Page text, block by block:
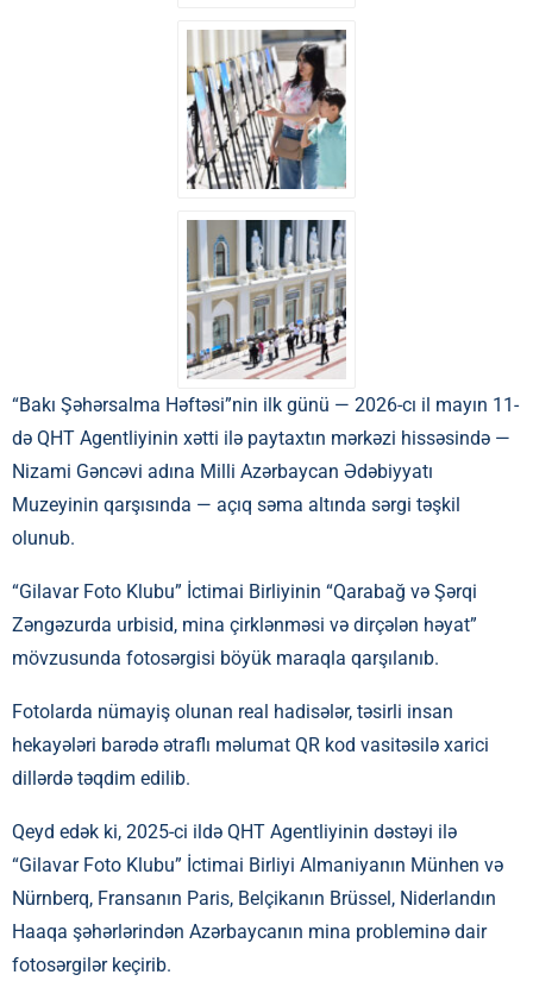
“Bakı Şəhərsalma Həftəsi”nin ilk günü — 2026-cı il mayın 11-
də QHT Agentliyinin xətti ilə paytaxtın mərkəzi hissəsində —
Nizami Gəncəvi adına Milli Azərbaycan Ədəbiyyatı
Muzeyinin qarşısında — açıq səma altında sərgi təşkil
olunub.
“Gilavar Foto Klubu” İctimai Birliyinin “Qarabağ və Şərqi
Zəngəzurda urbisid, mina çirklənməsi və dirçələn həyat”
mövzusunda fotosərgisi böyük maraqla qarşılanıb.
Fotolarda nümayiş olunan real hadisələr, təsirli insan
hekayələri barədə ətraflı məlumat QR kod vasitəsilə xarici
dillərdə təqdim edilib.
Qeyd edək ki, 2025-ci ildə QHT Agentliyinin dəstəyi ilə
“Gilavar Foto Klubu” İctimai Birliyi Almaniyanın Münhen və
Nürnberq, Fransanın Paris, Belçikanın Brüssel, Niderlandın
Haaqa şəhərlərindən Azərbaycanın mina probleminə dair
fotosərgilər keçirib.